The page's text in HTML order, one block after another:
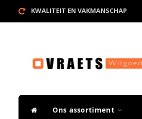
KWALITEIT EN VAKMANSCHAP
Ons assortiment